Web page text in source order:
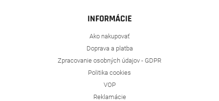
INFORMÁCIE
Ako nakupovať
Doprava a platba
Zpracovanie osobných údajov - GDPR
Politika cookies
VOP
Reklamácie